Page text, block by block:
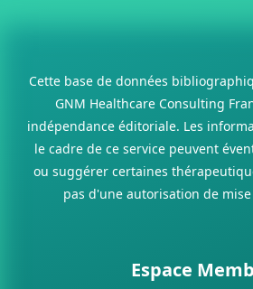
Cette base de données
GNM Healthcare Consulting
indépendance éditoriale. Les
le cadre de ce service peuvent
ou suggérer certaines
pas d'une autorisation de
Espace